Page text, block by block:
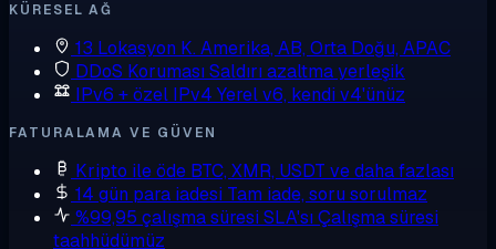
KÜRESEL AĞ
13 Lokasyon K. Amerika, AB, Orta Doğu, APAC
DDoS Koruması Saldırı azaltma yerleşik
IPv6 + özel IPv4 Yerel v6, kendi v4'ünüz
FATURALAMA VE GÜVEN
Kripto ile öde BTC, XMR, USDT ve daha fazlası
14 gün para iadesi Tam iade, soru sorulmaz
%99,95 çalışma süresi SLA'sı Çalışma süresi
taahhüdümüz